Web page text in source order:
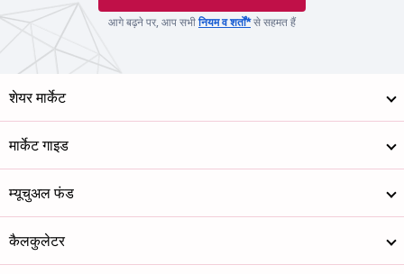
आगे बढ़ने पर, आप सभीनियम व शर्तों*से सहमत हैं
शेयर मार्केट
मार्केट गाइड
म्यूचुअल फंड
कैलकुलेटर